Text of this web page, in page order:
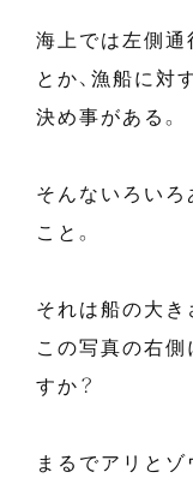
海上では左側通
とか、漁船に対
決め事がある。
そんないろいろ
こと。
それは船の大き
この写真の右側
すか？
まるでアリとゾ